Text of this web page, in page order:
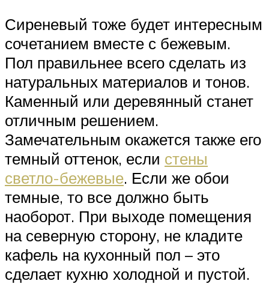
Сиреневый тоже будет интересным
сочетанием вместе с бежевым.
Пол правильнее всего сделать из
натуральных материалов и тонов.
Каменный или деревянный станет
отличным решением.
Замечательным окажется также его
темный оттенок, если стены
светло-бежевые. Если же обои
темные, то все должно быть
наоборот. При выходе помещения
на северную сторону, не кладите
кафель на кухонный пол – это
сделает кухню холодной и пустой.